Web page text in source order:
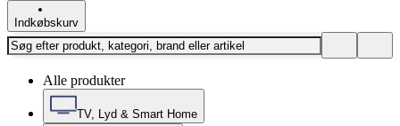
Indkøbskurv
Alle produkter
TV, Lyd & Smart Home